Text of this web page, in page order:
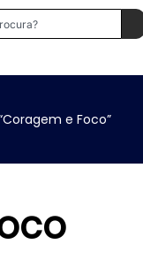
e Foco”